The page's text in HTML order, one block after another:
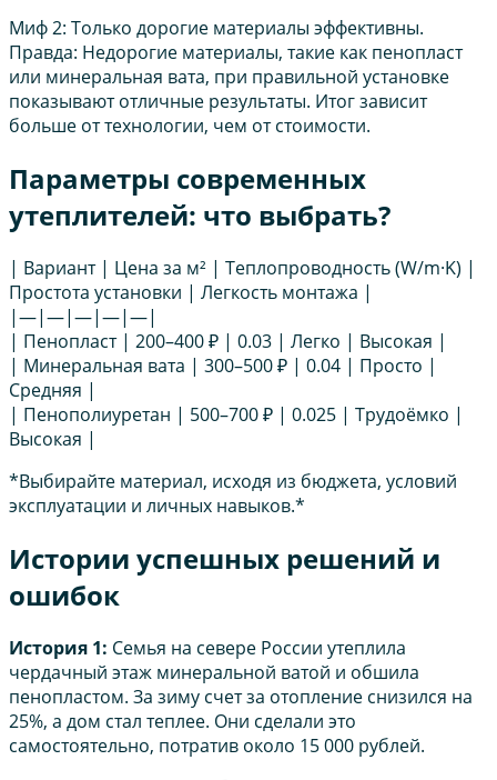
Миф 2: Только дорогие материалы эффективны.
Правда: Недорогие материалы, такие как пенопласт
или минеральная вата, при правильной установке
показывают отличные результаты. Итог зависит
больше от технологии, чем от стоимости.
Параметры современных
утеплителей: что выбрать?
| Вариант | Цена за м² | Теплопроводность (W/m·K) |
Простота установки | Легкость монтажа |
|—|—|—|—|—|
| Пенопласт | 200–400 ₽ | 0.03 | Легко | Высокая |
| Минеральная вата | 300–500 ₽ | 0.04 | Просто |
Средняя |
| Пенополиуретан | 500–700 ₽ | 0.025 | Трудоёмко |
Высокая |
*Выбирайте материал, исходя из бюджета, условий
эксплуатации и личных навыков.*
Истории успешных решений и
ошибок
История 1: Семья на севере России утеплила
чердачный этаж минеральной ватой и обшила
пенопластом. За зиму счет за отопление снизился на
25%, а дом стал теплее. Они сделали это
самостоятельно, потратив около 15 000 рублей.